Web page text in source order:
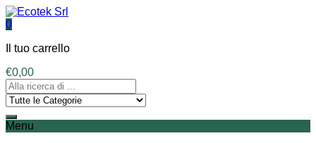
0
Il tuo carrello
€0,00
Menu